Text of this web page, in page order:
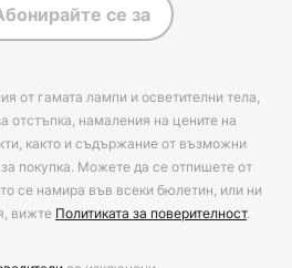
се за
от гамата лампи и осветителни тела,
отстъпка, намаления на цените на
както и съдържание от възможни
покупка. Можете да се отпишете от
се намира във всеки бюлетин, или ни
вижте Политиката за поверителност.